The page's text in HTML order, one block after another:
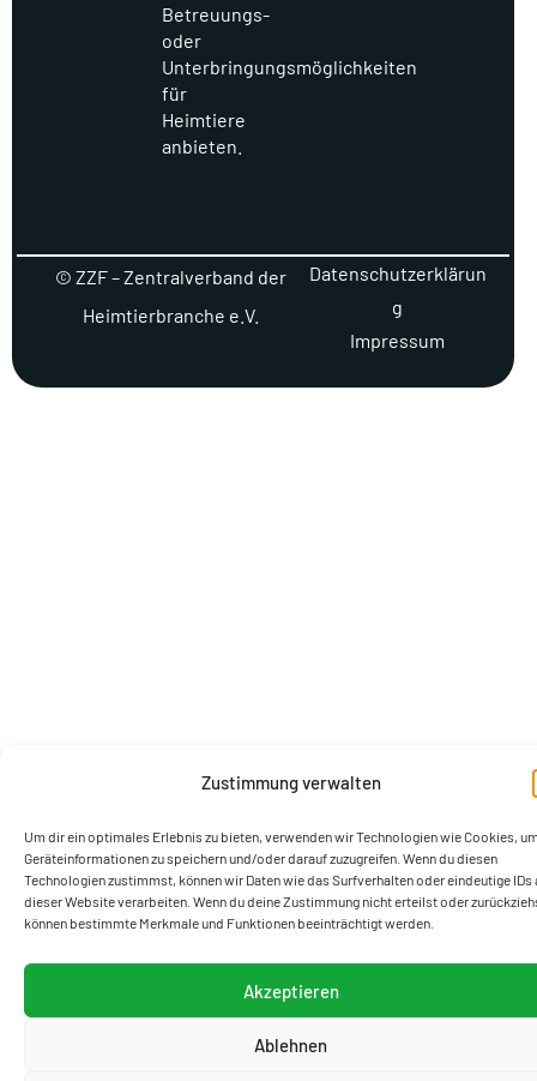
Zustimmung verwalten
Um dir ein optimales Erlebnis zu bieten, verwenden wir Technologien wie Cookies,
Geräteinformationen zu speichern und/oder darauf zuzugreifen. Wenn du diesen
Technologien zustimmst, können wir Daten wie das Surfverhalten oder eindeutige IDs
dieser Website verarbeiten. Wenn du deine Zustimmung nicht erteilst oder
können bestimmte Merkmale und Funktionen beeinträchtigt werden.
Akzeptieren
Ablehnen
Betreuungs-
oder
Unterbringungsmöglichkeiten
für
Heimtiere
anbieten.
© ZZF – Zentralverband der
Heimtierbranche e.V.
Datenschutzerklärun
g
Impressum